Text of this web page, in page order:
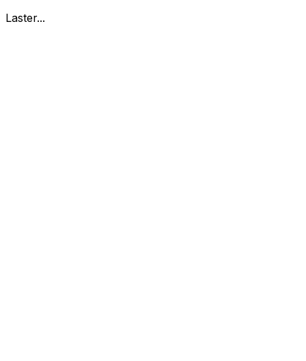
Laster...